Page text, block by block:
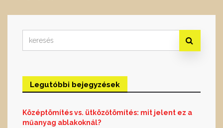
for:
Legutóbbi bejegyzések
Középtömítés vs. ütközőtömítés: mit jelent ez a
műanyag ablakoknál?